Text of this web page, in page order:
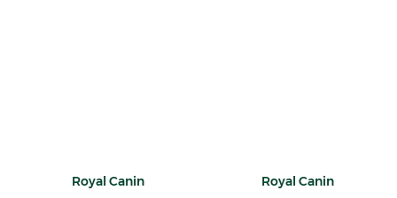
Royal Canin
Royal Canin